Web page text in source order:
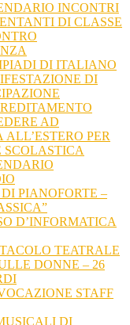
INCONTRI
DI CLASSE
DI ITALIANO
DI
AD
PER
SCOLASTICA
PIANOFORTE –
D’INFORMATICA
TEATRALE
DONNE – 26
STAFF
DI